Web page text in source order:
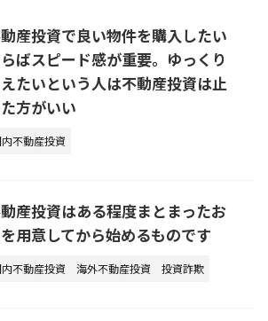
産投資で良い物件を購入したい
ばスピード感が重要。ゆっくり
たいという人は不動産投資は止
方がいい
不動産投資
産投資はある程度まとまったお
用意してから始めるものです
不動産投資 海外不動産投資 投資詐欺